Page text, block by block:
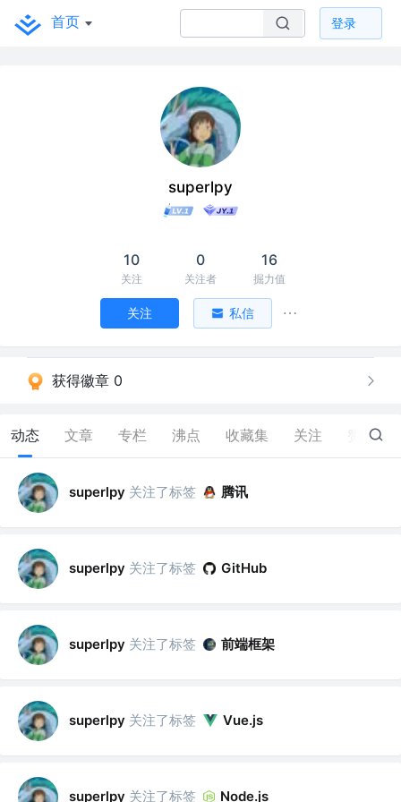
首页 登录
superlpy
10
关注
0
关注者
16
掘力值
关注 私信
获得徽章 0
动态 文章 专栏 沸点 收藏集 关注 0
superlpy 关注了标签 腾讯
superlpy 关注了标签 GitHub
superlpy 关注了标签 前端框架
superlpy 关注了标签 Vue.js
superlpy 关注了标签 Node.js